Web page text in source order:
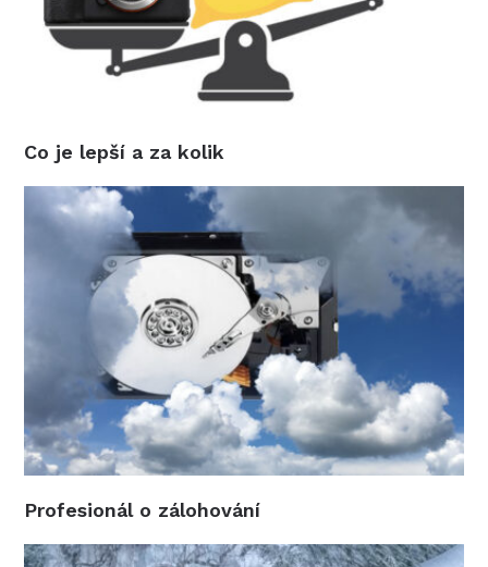
Co je lepší a za kolik
Profesionál o zálohování